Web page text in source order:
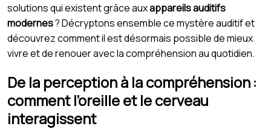
solutions qui existent grâce auxappareils auditifs
modernes? Décryptons ensemble ce mystère auditif et
découvrez comment il est désormais possible de mieux
vivre et de renouer avec la compréhension au quotidien.
De la perception à la compréhension :
comment l’oreille et le cerveau
interagissent